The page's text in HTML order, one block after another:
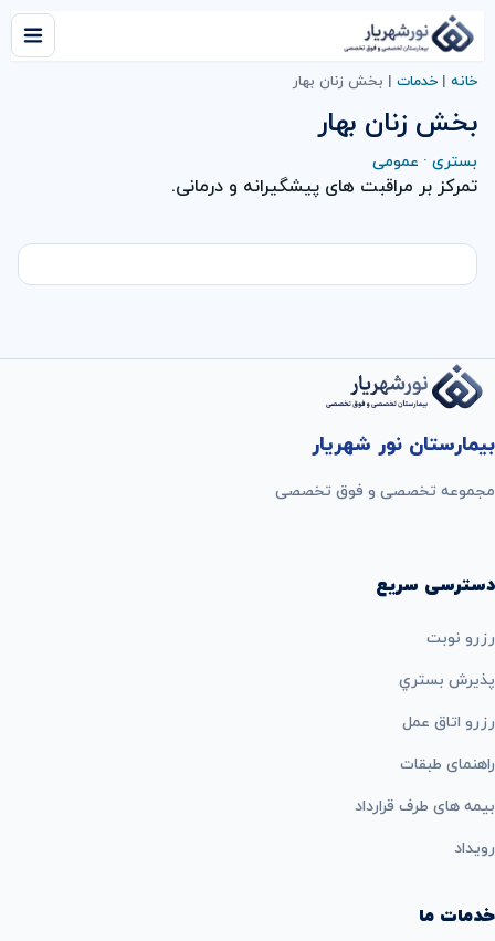
خانه | خدمات | بخش زنان بهار
بخش زنان بهار
بستری · عمومی
تمرکز بر مراقبت های پیشگیرانه و درمانی.
بیمارستان نور شهریار
مجموعه تخصصی و فوق تخصصی
دسترسی سریع
رزرو نوبت
پذيرش بستري
رزرو اتاق عمل
راهنمای طبقات
بيمه های طرف قرارداد
رویداد
خدمات ما